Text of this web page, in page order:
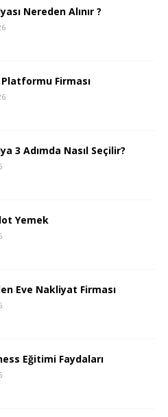
Nereden Alınır ?
Platformu Firması
3 Adımda Nasıl Seçilir?
Yemek
Eve Nakliyat Firması
Eğitimi Faydaları